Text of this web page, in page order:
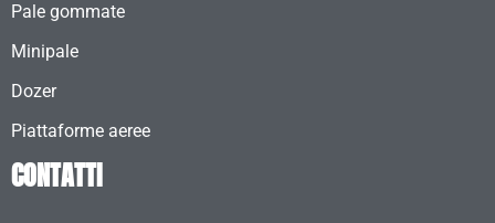
Pale gommate
Minipale
Dozer
Piattaforme aeree
CONTATTI